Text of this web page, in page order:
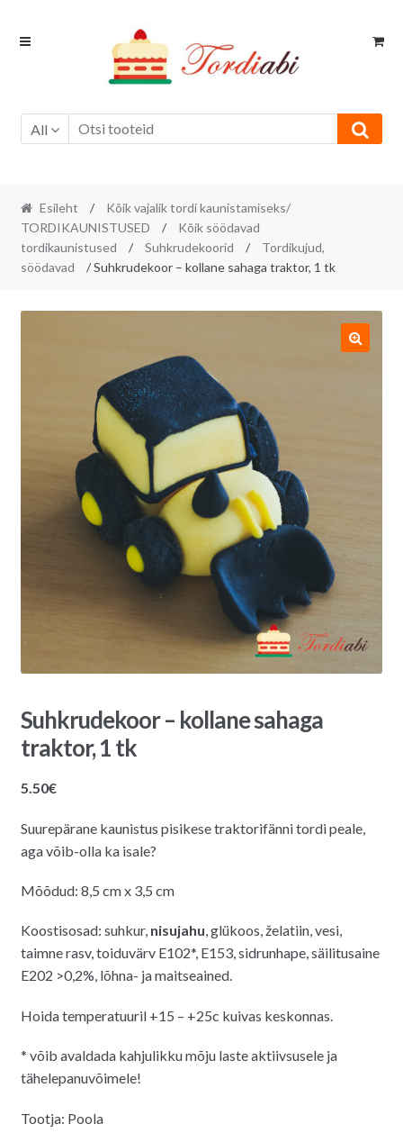
Skip
Skip
All
Esileht /
Kõik vajalik tordi kaunistamiseks/
TORDIKAUNISTUSED
/
Kõik söödavad
tordikaunistused
/ Suhkrudekoorid /
Tordikujud,
söödavad
/ Suhkrudekoor – kollane sahaga traktor, 1 tk
Suhkrudekoor – kollane sahaga
traktor, 1 tk
5.50€
Suurepärane kaunistus pisikese traktorifänni tordi peale,
aga võib-olla ka isale?
Mõõdud: 8,5 cm x 3,5 cm
Koostisosad: suhkur, nisujahu, glükoos, želatiin, vesi,
taimne rasv, toiduvärv E102*, E153, sidrunhape, säilitusaine
E202 >0,2%, lõhna- ja maitseained.
Hoida temperatuuril +15 – +25c kuivas keskonnas.
* võib avaldada kahjulikku mõju laste aktiivsusele ja
tähelepanuvõimele!
Tootja: Poola